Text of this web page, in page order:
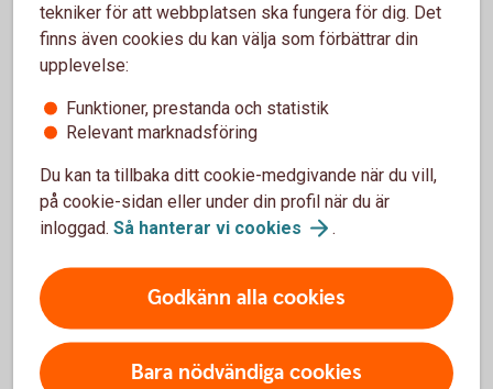
Summa kronor per mil 24 27 29
Summa kronor per
månad inkl
värdeminskning
Summa kronor per mil
inkl värdeminskning
32 37 42
Bil till jobbet och bil i jobbet
Om du åker i egen bil till jobbet och uppfyller
tekniker för att webbplatsen ska fungera för dig. Det
finns även cookies du kan välja som förbättrar din
upplevelse:
Funktioner, prestanda och statistik
Relevant marknadsföring
Du kan ta tillbaka ditt cookie-medgivande när du vill,
på cookie-sidan eller under din profil när du är
inloggad. Så hanterar vi cookies .
Godkänn alla cookies
Bara nödvändiga cookies